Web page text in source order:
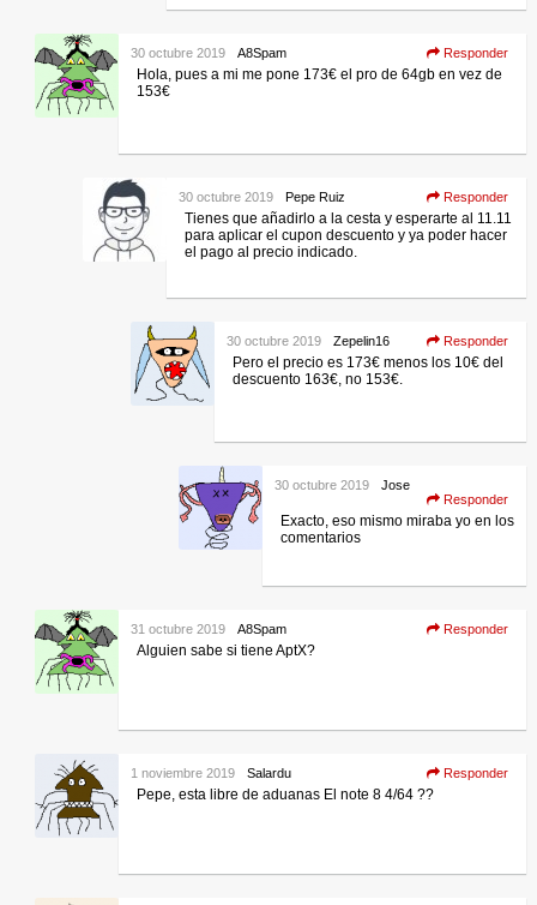
A8Spam
30 octubre 2019 Responder
Hola, pues a mi me pone 173€ el pro de 64gb en vez de
153€
Pepe Ruiz
30 octubre 2019 Responder
Tienes que añadirlo a la cesta y esperarte al 11.11
para aplicar el cupon descuento y ya poder hacer
el pago al precio indicado.
Zepelin16
30 octubre 2019 Responder
Pero el precio es 173€ menos los 10€ del
descuento 163€, no 153€.
Jose
30 octubre 2019
Responder
Exacto, eso mismo miraba yo en los
comentarios
A8Spam
31 octubre 2019 Responder
Alguien sabe si tiene AptX?
Salardu
1 noviembre 2019 Responder
Pepe, esta libre de aduanas El note 8 4/64 ??